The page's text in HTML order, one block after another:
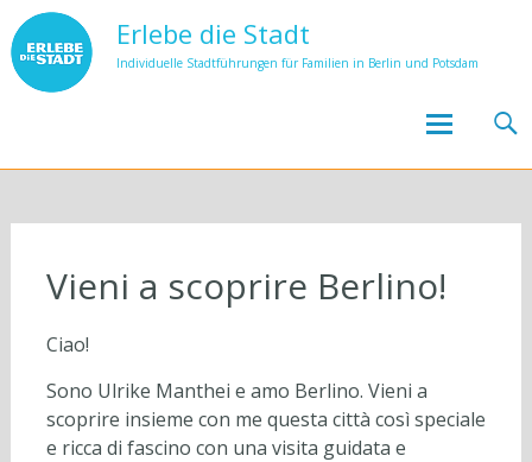
Erlebe die Stadt
Individuelle Stadtführungen für Familien in Berlin und Potsdam
Vieni a scoprire Berlino!
Ciao!
Sono Ulrike Manthei e amo Berlino. Vieni a
scoprire insieme con me questa città così speciale
e ricca di fascino con una visita guidata e